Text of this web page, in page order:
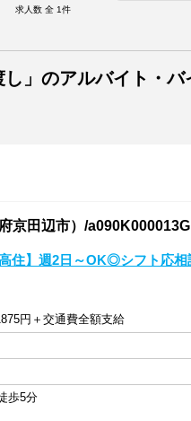
求人数 全 1件
」のアルバイト・
京田辺市）/
高住】週2日～OK◎シフト応
円＋交通費全額支給
歩5分